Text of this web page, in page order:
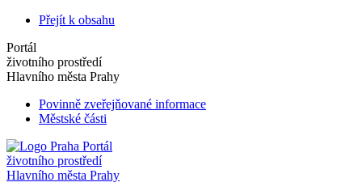
Přejít k obsahu
Portál
životního prostředí
Hlavního města Prahy
Povinně zveřejňované informace
Městské části
Portál
životního prostředí
Hlavního města Prahy